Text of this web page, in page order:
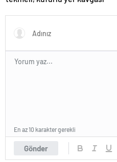
Gönder
En az 10 karakter gerekli